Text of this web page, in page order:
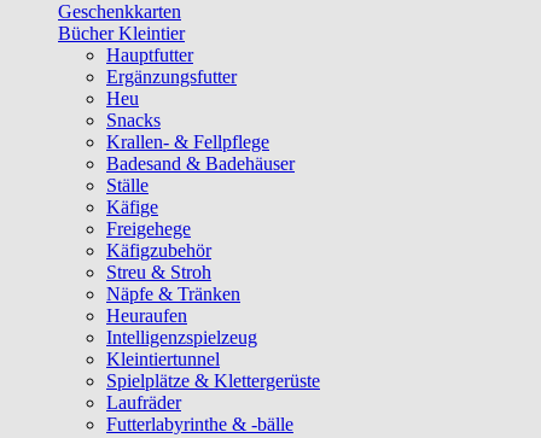
Geschenkkarten
Bücher Kleintier
Hauptfutter
Ergänzungsfutter
Heu
Snacks
Krallen- & Fellpflege
Badesand & Badehäuser
Ställe
Käfige
Freigehege
Käfigzubehör
Streu & Stroh
Näpfe & Tränken
Heuraufen
Intelligenzspielzeug
Kleintiertunnel
Spielplätze & Klettergerüste
Laufräder
Futterlabyrinthe & -bälle